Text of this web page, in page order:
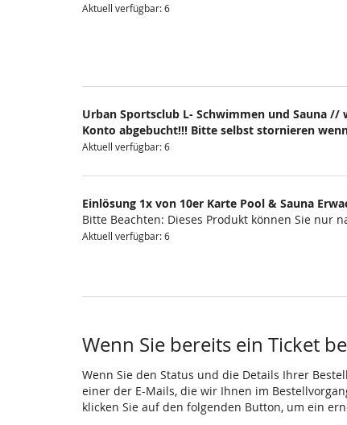
Aktuell verfügbar: 6
Urban Sportsclub L- Schwimmen und Sauna
Konto abgebucht!!! Bitte selbst stornieren
Aktuell verfügbar: 6
Einlösung 1x von 10er Karte Pool & Sauna
Bitte Beachten: Dieses Produkt können Sie nur
Aktuell verfügbar: 6
Wenn Sie bereits ein Ticket
Wenn Sie den Status und die Details Ihrer
einer der E-Mails, die wir Ihnen im
klicken Sie auf den folgenden Button, um ein